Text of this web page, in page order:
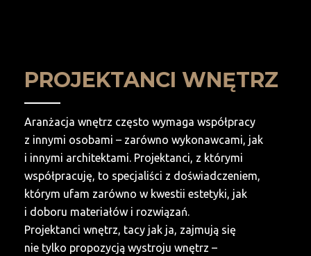
PROJEKTANCI WNĘTRZ
Aranżacja wnętrz często wymaga współpracy
z innymi osobami – zarówno wykonawcami, jak
i innymi architektami. Projektanci, z którymi
współpracuję, to specjaliści z doświadczeniem,
którym ufam zarówno w kwestii estetyki, jak
i doboru materiałów i rozwiązań.
Projektanci wnętrz, tacy jak ja, zajmują się
nie tylko propozycją wystroju wnętrz –